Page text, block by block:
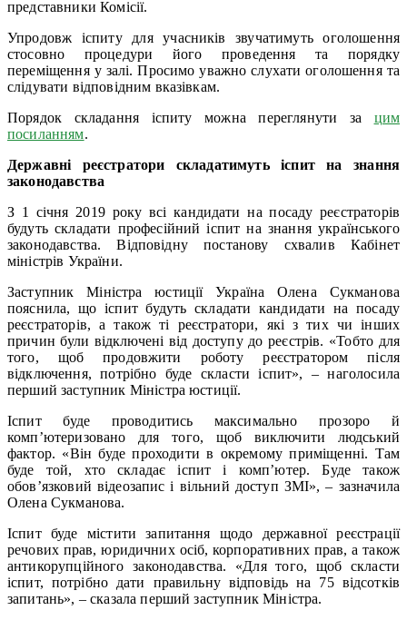
представники Комісії.
Упродовж іспиту для учасників звучатимуть оголошення
стосовно процедури його проведення та порядку
переміщення у залі. Просимо уважно слухати оголошення та
слідувати відповідним вказівкам.
Порядок складання іспиту можна переглянути за цим
посиланням.
Державні реєстратори складатимуть іспит на знання
законодавства
З 1 січня 2019 року всі кандидати на посаду реєстраторів
будуть складати професійний іспит на знання українського
законодавства. Відповідну постанову схвалив Кабінет
міністрів України.
Заступник Міністра юстиції Україна Олена Сукманова
пояснила, що іспит будуть складати кандидати на посаду
реєстраторів, а також ті реєстратори, які з тих чи інших
причин були відключені від доступу до реєстрів. «Тобто для
того, щоб продовжити роботу реєстратором після
відключення, потрібно буде скласти іспит», – наголосила
перший заступник Міністра юстиції.
Іспит буде проводитись максимально прозоро й
комп’ютеризовано для того, щоб виключити людський
фактор. «Він буде проходити в окремому приміщенні. Там
буде той, хто складає іспит і комп’ютер. Буде також
обов’язковий відеозапис і вільний доступ ЗМІ», – зазначила
Олена Сукманова.
Іспит буде містити запитання щодо державної реєстрації
речових прав, юридичних осіб, корпоративних прав, а також
антикорупційного законодавства. «Для того, щоб скласти
іспит, потрібно дати правильну відповідь на 75 відсотків
запитань», – сказала перший заступник Міністра.